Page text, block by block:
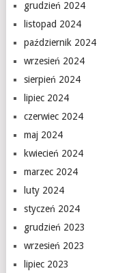
grudzień 2024
listopad 2024
październik 2024
wrzesień 2024
sierpień 2024
lipiec 2024
czerwiec 2024
maj 2024
kwiecień 2024
marzec 2024
luty 2024
styczeń 2024
grudzień 2023
wrzesień 2023
lipiec 2023